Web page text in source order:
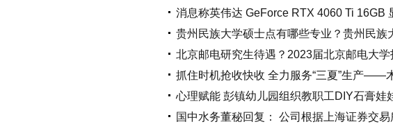
消息称英伟达 GeForce RTX 4060 Ti 16GB
贵州民族大学硕士点有哪些专业？贵州民族
北京邮电研究生待遇？2023届北京邮电大学
抓住时机抢收快收 全力服务“三夏”生产——
心理赋能 彭镇幼儿园组织教职工DIY石膏娃
国中水务董秘回复： 公司根据上海证券交